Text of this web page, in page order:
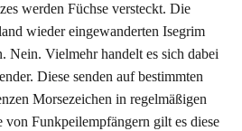
werden Füchse versteckt. Die
wieder eingewanderten Isegrim
Nein. Vielmehr handelt es sich dabei
Diese senden auf bestimmten
Morsezeichen in regelmäßigen
Funkpeilempfängern gilt es diese